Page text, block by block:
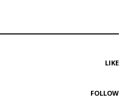
LIKE
FOLLOW